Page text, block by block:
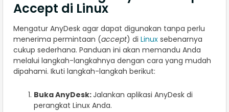
Accept di Linux
Mengatur AnyDesk agar dapat digunakan tanpa perlu
menerima permintaan (accept) di Linux sebenarnya
cukup sederhana. Panduan ini akan memandu Anda
melalui langkah-langkahnya dengan cara yang mudah
dipahami. Ikuti langkah-langkah berikut:
Buka AnyDesk:Jalankan aplikasi AnyDesk di
perangkat Linux Anda.